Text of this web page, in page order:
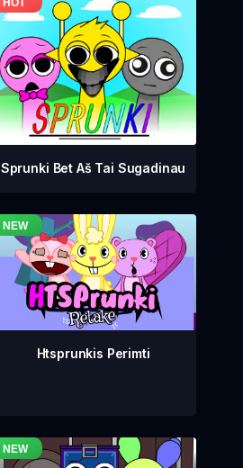
Sprunki Bet Aš Tai Sugadinau
Htsprunkis Perimti